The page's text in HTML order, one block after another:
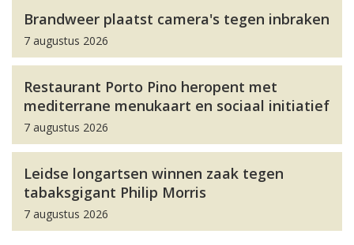
Brandweer plaatst camera's tegen inbraken
7 augustus 2026
Restaurant Porto Pino heropent met
mediterrane menukaart en sociaal initiatief
7 augustus 2026
Leidse longartsen winnen zaak tegen
tabaksgigant Philip Morris
7 augustus 2026